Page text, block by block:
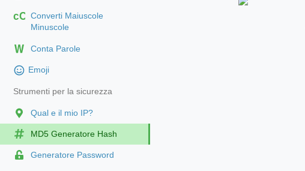
cC Converti Maiuscole
Minuscole
Conta Parole
Emoji
Strumenti per la sicurezza
Qual e il mio IP?
MD5 Generatore Hash
Generatore Password